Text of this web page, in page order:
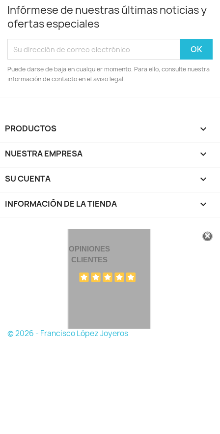
Infórmese de nuestras últimas noticias y
ofertas especiales
Puede darse de baja en cualquier momento. Para ello, consulte nuestra
información de contacto en el aviso legal.
PRODUCTOS 
NUESTRA EMPRESA 
SU CUENTA 
INFORMACIÓN DE LA TIENDA keyboard_arrow_down
OPINIONES
CLIENTES
© 2026 - Francisco López Joyeros